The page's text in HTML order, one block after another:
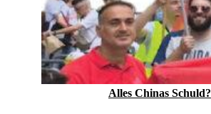
Alles Chinas Schuld?